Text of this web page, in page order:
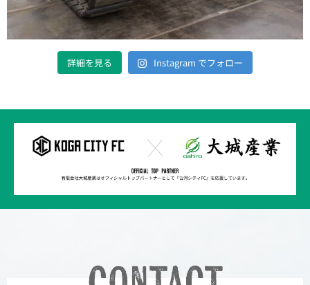
詳細を見る Instagram でフォロー